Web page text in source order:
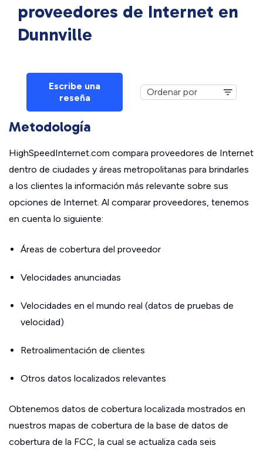
proveedores de Internet en
Dunnville
Escribe una
reseña
Metodología
HighSpeedInternet.com compara proveedores de Internet
dentro de ciudades y áreas metropolitanas para brindarles
a los clientes la información más relevante sobre sus
opciones de Internet. Al comparar proveedores, tenemos
en cuenta lo siguiente:
Áreas de cobertura del proveedor
Velocidades anunciadas
Velocidades en el mundo real (datos de pruebas de
velocidad)
Retroalimentación de clientes
Otros datos localizados relevantes
Obtenemos datos de cobertura localizada mostrados en
nuestros mapas de cobertura de la base de datos de
cobertura de la FCC, la cual se actualiza cada seis